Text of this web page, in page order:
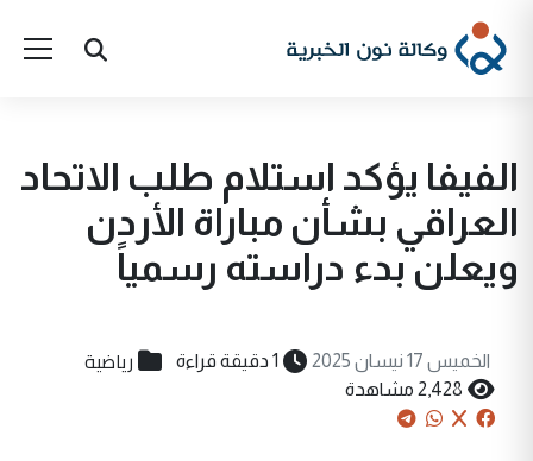
الفيفا يؤكد استلام طلب الاتحاد
العراقي بشأن مباراة الأردن
ويعلن بدء دراسته رسمياً
الخميس 17 نيسان 2025 1 دقيقة قراءة رياضية
2,428 مشاهدة